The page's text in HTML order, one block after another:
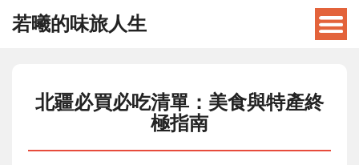
若曦的味旅人生
北疆必買必吃清單：美食與特產終
極指南